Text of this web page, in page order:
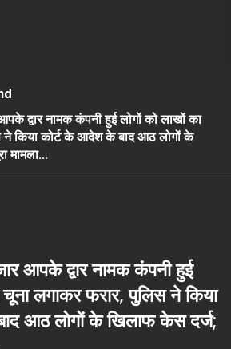
द्वार नामक कंपनी हुई लोगों को लाखों का
ने किया कोर्ट के आदेश के बाद आठ लोगों के
मामला…
आपके द्वार नामक कंपनी हुई
चूना लगाकर फरार, पुलिस ने किया
आठ लोगों के खिलाफ केस दर्ज;